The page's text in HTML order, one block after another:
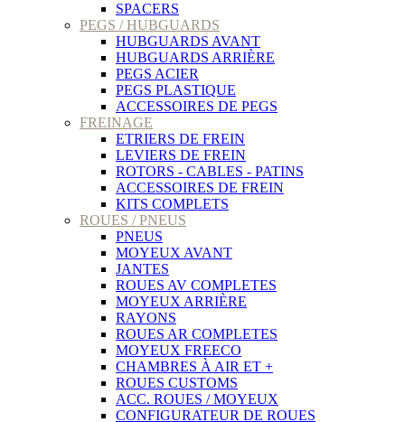
SPACERS
PEGS / HUBGUARDS
HUBGUARDS AVANT
HUBGUARDS ARRIÈRE
PEGS ACIER
PEGS PLASTIQUE
ACCESSOIRES DE PEGS
FREINAGE
ETRIERS DE FREIN
LEVIERS DE FREIN
ROTORS - CABLES - PATINS
ACCESSOIRES DE FREIN
KITS COMPLETS
ROUES / PNEUS
PNEUS
MOYEUX AVANT
JANTES
ROUES AV COMPLETES
MOYEUX ARRIÈRE
RAYONS
ROUES AR COMPLETES
MOYEUX FREECO
CHAMBRES À AIR ET +
ROUES CUSTOMS
ACC. ROUES / MOYEUX
CONFIGURATEUR DE ROUES